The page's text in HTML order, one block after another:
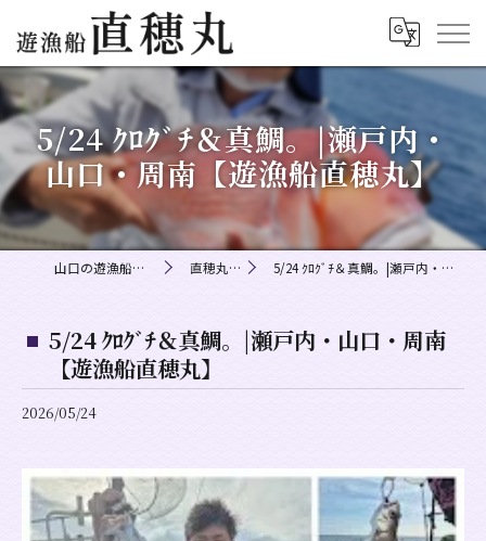
5/24 ｸﾛｸﾞﾁ＆真鯛。|瀬戸内・
山口・周南【遊漁船直穂丸】
山口の遊漁船なら遊漁船直穂丸 直穂丸釣果情報 5/24 ｸﾛｸﾞﾁ＆真鯛。|瀬戸内・山口・周南【遊漁船直穂丸】
5/24 ｸﾛｸﾞﾁ＆真鯛。|瀬戸内・山口・周南
【遊漁船直穂丸】
2026/05/24